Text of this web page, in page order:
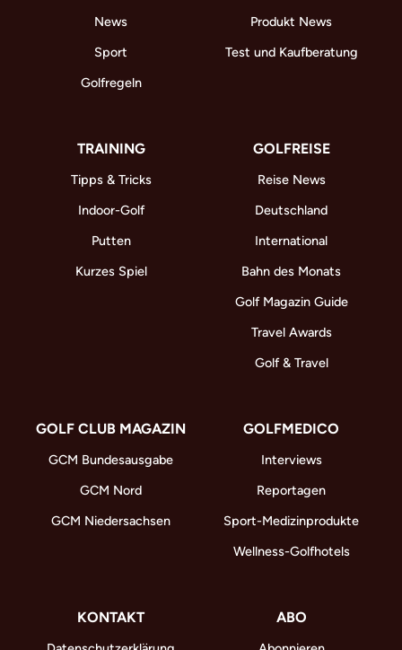
News
Sport
Golfregeln
Produkt News
Test und Kaufberatung
TRAINING
Tipps & Tricks
Indoor-Golf
Putten
Kurzes Spiel
GOLFREISE
Reise News
Deutschland
International
Bahn des Monats
Golf Magazin Guide
Travel Awards
Golf & Travel
GOLF CLUB MAGAZIN
GCM Bundesausgabe
GCM Nord
GCM Niedersachsen
GOLFMEDICO
Interviews
Reportagen
Sport-Medizinprodukte
Wellness-Golfhotels
KONTAKT ABO